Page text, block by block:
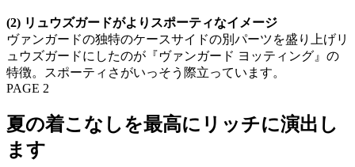
(2) リュウズガードがよりスポーティなイメージ
ヴァンガードの独特のケースサイドの別パーツを盛り上げリ
ュウズガードにしたのが『ヴァンガード ヨッティング』の
特徴。スポーティさがいっそう際立っています。
PAGE 2
夏の着こなしを最高にリッチに演出し
ます